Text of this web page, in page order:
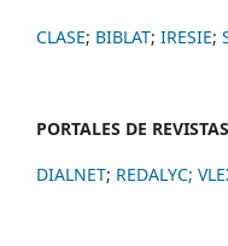
CLASE; BIBLAT; IRESIE;
PORTALES DE
DIALNET; REDALYC;